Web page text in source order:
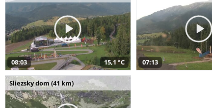
08:03 15,1 °C 07:13
Sliezsky dom (41 km)